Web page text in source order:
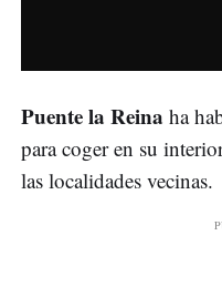
Puente la Reina ha
para coger en su
las localidades vecinas.